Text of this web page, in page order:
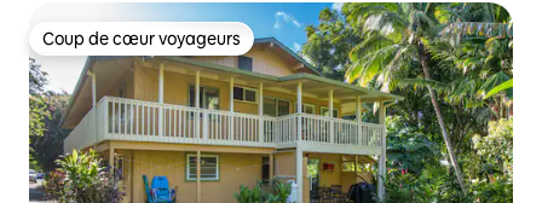
Coup de cœur voyageurs
Coup de cœur voyageurs